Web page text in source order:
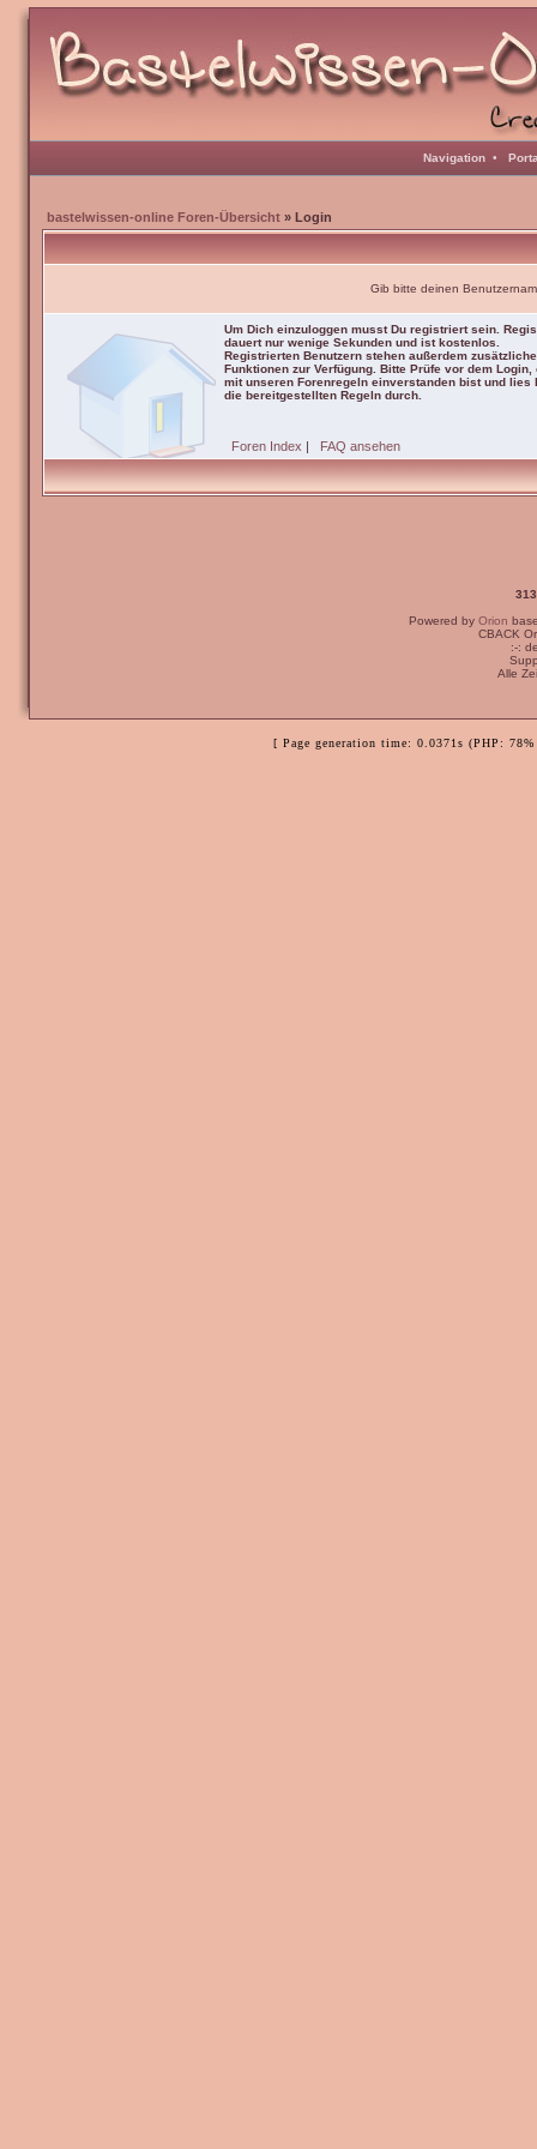
Navigation •
bastelwissen-online Foren-Übersicht » Login
Gib bitte deinen
Um Dich einzuloggen musst Du registriert sein.
dauert nur wenige Sekunden und ist kostenlos.
Registrierten Benutzern stehen außerdem zusätzliche
Funktionen zur Verfügung. Bitte Prüfe vor dem Login,
mit unseren Forenregeln einverstanden bist und lies
die bereitgestellten Regeln durch.
Foren Index | FAQ ansehen
Powered by Orion
CBACK
:-:
Alle
[ Page generation time: 0.0371s (PHP: